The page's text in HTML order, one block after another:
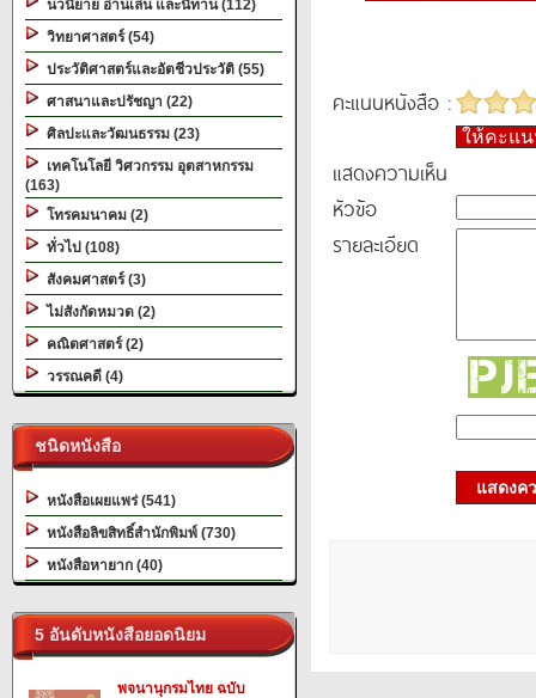
นวนิยาย อ่านเล่น และนิทาน (112)
วิทยาศาสตร์ (54)
ประวัติศาสตร์และอัตชีวประวัติ (55)
ศาสนาและปรัชญา (22)
ศิลปะและวัฒนธรรม (23)
เทคโนโลยี วิศวกรรม อุตสาหกรรม
(163)
โทรคมนาคม (2)
ทั่วไป (108)
สังคมศาสตร์ (3)
ไม่สังกัดหมวด (2)
คณิตศาสตร์ (2)
วรรณคดี (4)
ชนิดหนังสือ
หนังสือเผยแพร่ (541)
หนังสือลิขสิทธิ์สำนักพิมพ์ (730)
หนังสือหายาก (40)
5 อันดับหนังสือยอดนิยม
พจนานุกรมไทย ฉบับ
คะแนนหนังสือ :
ให้คะแ
แสดงความเห็น
หัวข้อ
รายละเอียด
แสดงค